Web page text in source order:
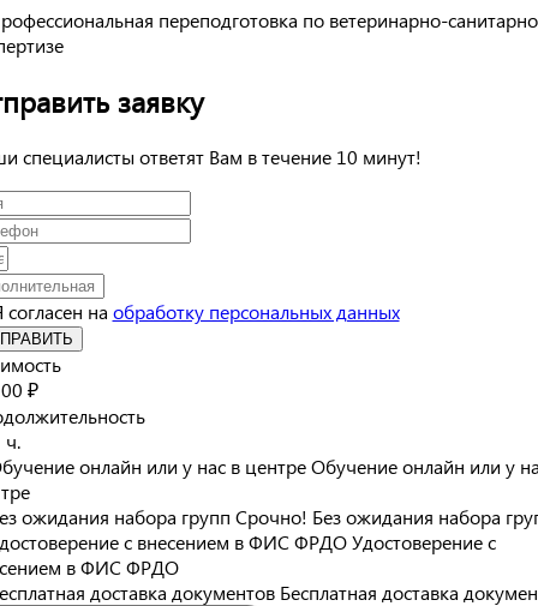
заявку
специалисты ответят Вам в течение 10 минут!
согласен на обработку персональных данных
₽
ч.
Обучение онлайн или у
Срочно! Без ожидания набора
Удостоверение с
в ФИС ФРДО
Бесплатная доставка